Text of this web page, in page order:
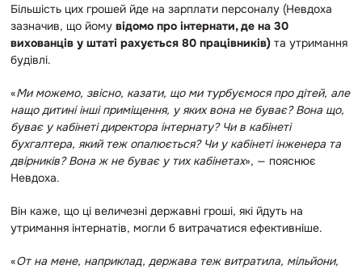
Більшість цих грошей йде на зарплати персоналу (Невдоха
зазначив, що йому відомо про інтернати, де на 30
вихованців у штаті рахується 80 працівників) та утримання
будівлі.
«Ми можемо, звісно, казати, що ми турбуємося про дітей, але
нащо дитині інші приміщення, у яких вона не буває? Вона що,
буває у кабінеті директора інтернату? Чи в кабінеті
бухгалтера, який теж опалюється? Чи у кабінеті інженера та
двірників? Вона ж не буває у тих кабінетах», — пояснює
Невдоха.
Він каже, що ці величезні державні гроші, які йдуть на
утримання інтернатів, могли б витрачатися ефективніше.
«От на мене, наприклад, держава теж витратила, мільйони,